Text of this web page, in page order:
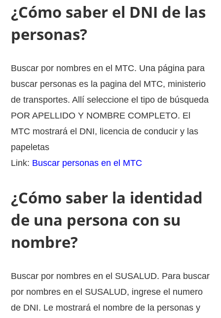
¿Cómo saber el DNI de las
personas?
Buscar por nombres en el MTC. Una página para
buscar personas es la pagina del MTC, ministerio
de transportes. Allí seleccione el tipo de búsqueda
POR APELLIDO Y NOMBRE COMPLETO. El
MTC mostrará el DNI, licencia de conducir y las
papeletas
Link: Buscar personas en el MTC
¿Cómo saber la identidad
de una persona con su
nombre?
Buscar por nombres en el SUSALUD. Para buscar
por nombres en el SUSALUD, ingrese el numero
de DNI. Le mostrará el nombre de la personas y